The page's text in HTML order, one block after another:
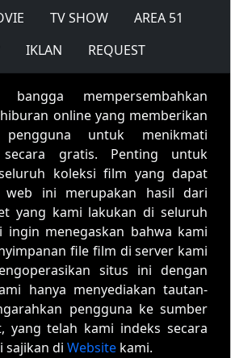
TV SHOW
AREA 51
IKLAN REQUEST
mempersembahkan
online yang memberikan
untuk menikmati
gratis. Penting untuk
koleksi film yang dapat
ini merupakan hasil dari
yang kami lakukan di seluruh
ingin menegaskan bahwa kami
file film di server kami
situs ini dengan
hanya menyediakan tautan-
pengguna ke sumber
yang telah kami indeks secara
sajikan di Website kami.